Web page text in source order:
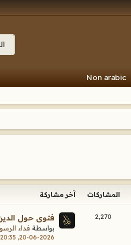
Non arabic
المشاركات آخر مشاركة
2,270 فتوى حول
بواسطة فداء
20-06-2026, 20:35